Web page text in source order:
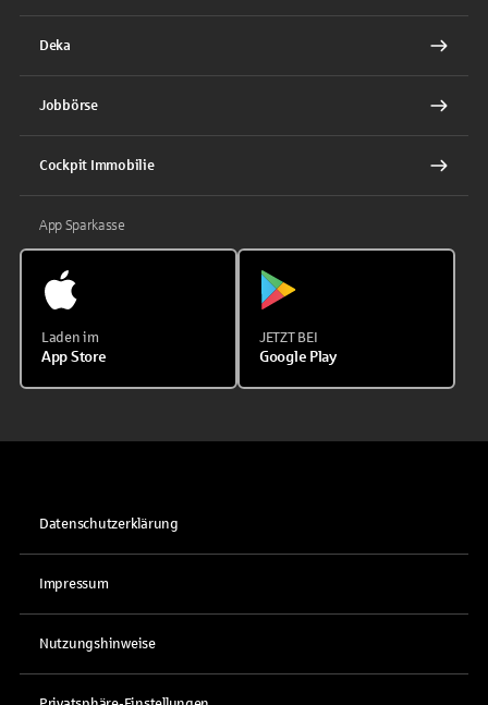
Deka
Jobbörse
Cockpit Immobilie
App Sparkasse
Laden im
App Store
JETZT BEI
Google Play
Datenschutzerklärung
Impressum
Nutzungshinweise